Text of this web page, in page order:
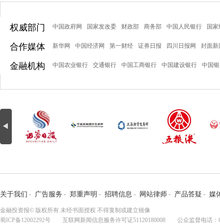
权威部门 中国政府网 国家发改委 财政部 商务部 中国人民银行 国
合作媒体 新华网 中国经济网 第一财经 证券日报 四川日报网 封面新
金融机构 中国农业银行 交通银行 中国工商银行 中国建设银行 中国
关于我们 - 广告服务 - 郑重声明 - 招聘信息 - 网站律师 - 产品答疑 - 媒
金融投资报© 版权所有 未经书面授权 不得复制或建立镜像
蜀ICP备12002292号 互联网新闻信息服务许可证51120180008 公众监督电话：